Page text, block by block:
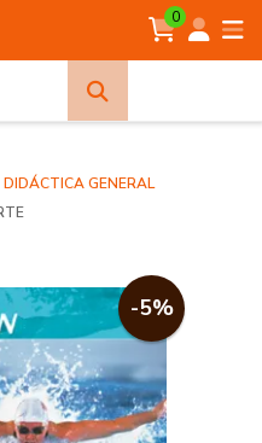
0
GENERAL
-5%